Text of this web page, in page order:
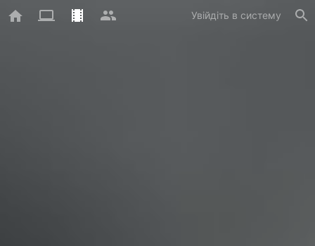
Увійдіть в систему